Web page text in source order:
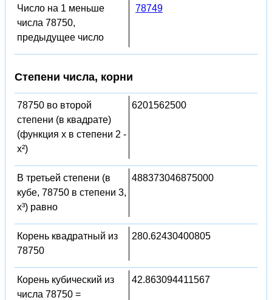
Число на 1 меньше
числа 78750,
предыдущее число
78749
Степени числа, корни
78750 во второй
степени (в квадрате)
(функция x в степени 2 -
x²)
6201562500
В третьей степени (в
кубе, 78750 в степени 3,
x³) равно
488373046875000
Корень квадратный из
78750
280.62430400805
Корень кубический из
числа 78750 =
42.863094411567